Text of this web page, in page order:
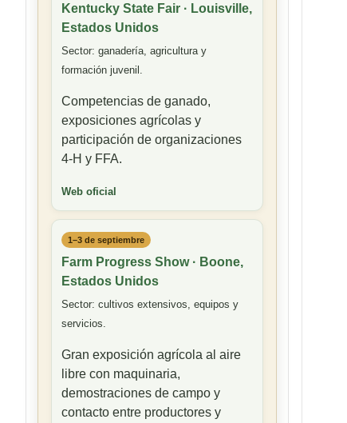
Kentucky State Fair · Louisville,
Estados Unidos
Sector: ganadería, agricultura y
formación juvenil.
Competencias de ganado,
exposiciones agrícolas y
participación de organizaciones
4-H y FFA.
Web oficial
1–3 de septiembre
Farm Progress Show · Boone,
Estados Unidos
Sector: cultivos extensivos, equipos y
servicios.
Gran exposición agrícola al aire
libre con maquinaria,
demostraciones de campo y
contacto entre productores y